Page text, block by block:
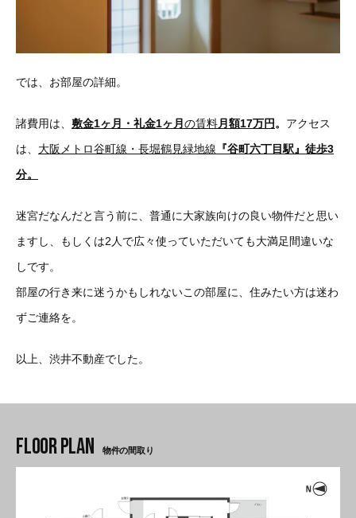
では、お部屋の詳細。
諸費用は、 敷金1ヶ月・礼金1ヶ月 の賃料月額17万円。 アクセス
は、 大阪メトロ谷町線・長堀鶴見緑地線 『谷町六丁目駅』徒歩3
分。
迷宮だなんだと言う前に、普通に大家族向けの良い物件だと思い
ますし、もしくは2人で広々使っていただいても大満足間違いな
しです。
部屋の行き来に迷うかもしれないこの部屋に、住みたい方は迷わ
ずご連絡を。
以上、渋井不動産でした。
物件の間取り